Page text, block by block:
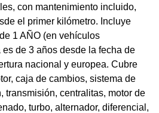
con mantenimiento incluido,
el primer kilómetro. Incluye
1 AÑO (en vehículos
de 3 años desde la fecha de
nacional y europea. Cubre
caja de cambios, sistema de
transmisión, centralitas, motor de
turbo, alternador, diferencial,